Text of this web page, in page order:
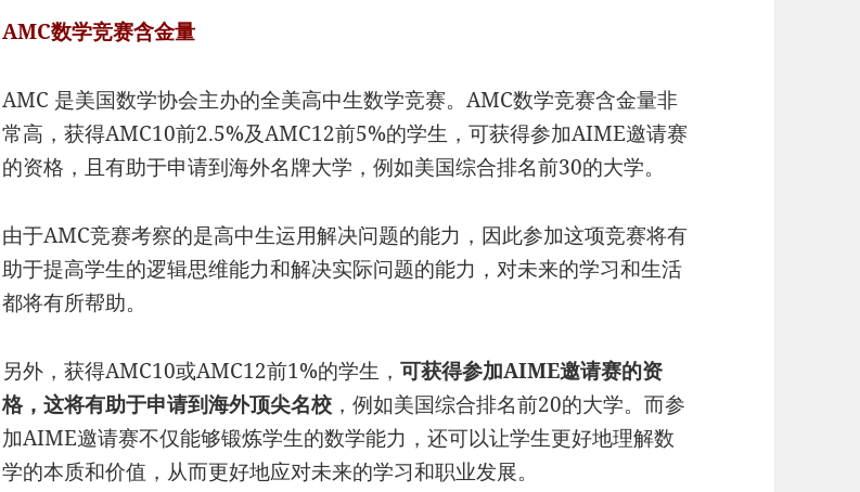
AMC数学竞赛含金量
AMC 是美国数学协会主办的全美高中生数学竞赛。AMC数学竞赛含金量非
常高，获得AMC10前2.5%及AMC12前5%的学生，可获得参加AIME邀请赛
的资格，且有助于申请到海外名牌大学，例如美国综合排名前30的大学。
由于AMC竞赛考察的是高中生运用解决问题的能力，因此参加这项竞赛将有
助于提高学生的逻辑思维能力和解决实际问题的能力，对未来的学习和生活
都将有所帮助。
另外，获得AMC10或AMC12前1%的学生，可获得参加AIME邀请赛的资
格，这将有助于申请到海外顶尖名校 ，例如美国综合排名前20的大学。而参
加AIME邀请赛不仅能够锻炼学生的数学能力，还可以让学生更好地理解数
学的本质和价值，从而更好地应对未来的学习和职业发展。